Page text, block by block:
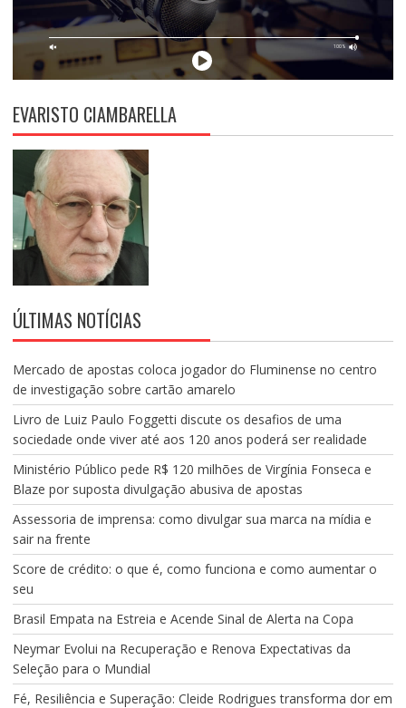
EVARISTO CIAMBARELLA
ÚLTIMAS NOTÍCIAS
Mercado de apostas coloca jogador do Fluminense no centro
de investigação sobre cartão amarelo
Livro de Luiz Paulo Foggetti discute os desafios de uma
sociedade onde viver até aos 120 anos poderá ser realidade
Ministério Público pede R$ 120 milhões de Virgínia Fonseca e
Blaze por suposta divulgação abusiva de apostas
Assessoria de imprensa: como divulgar sua marca na mídia e
sair na frente
Score de crédito: o que é, como funciona e como aumentar o
seu
Brasil Empata na Estreia e Acende Sinal de Alerta na Copa
Neymar Evolui na Recuperação e Renova Expectativas da
Seleção para o Mundial
Fé, Resiliência e Superação: Cleide Rodrigues transforma dor em